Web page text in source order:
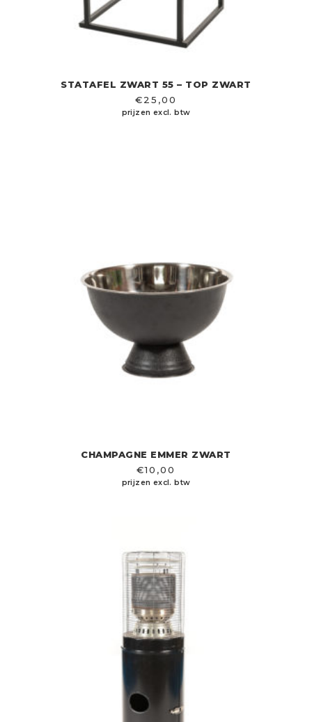
STATAFEL ZWART 55 – TOP ZWART
€25,00
prijzen excl. btw
CHAMPAGNE EMMER ZWART
€10,00
prijzen excl. btw